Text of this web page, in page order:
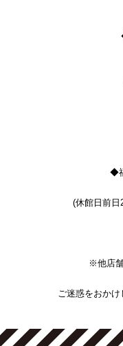
◆
(休館日前日
※他店
ご迷惑をおかけ